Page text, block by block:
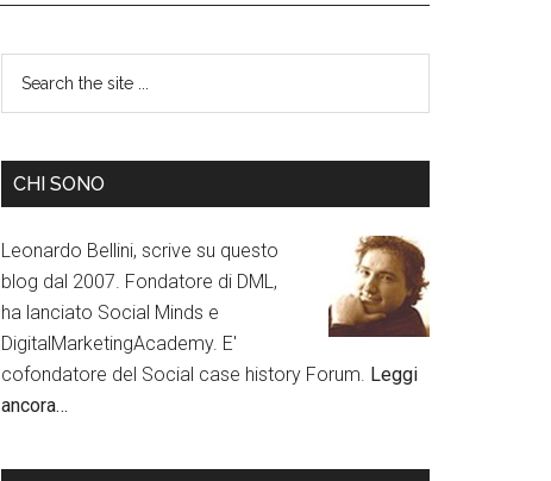
CHI SONO
Leonardo Bellini, scrive su questo
blog dal 2007. Fondatore di DML,
ha lanciato Social Minds e
DigitalMarketingAcademy. E'
cofondatore del Social case history Forum. Leggi
ancora…